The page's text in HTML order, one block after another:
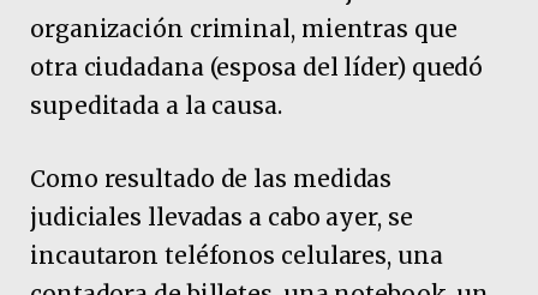
organización criminal, mientras que
otra ciudadana (esposa del líder) quedó
supeditada a la causa.
Como resultado de las medidas
judiciales llevadas a cabo ayer, se
incautaron teléfonos celulares, una